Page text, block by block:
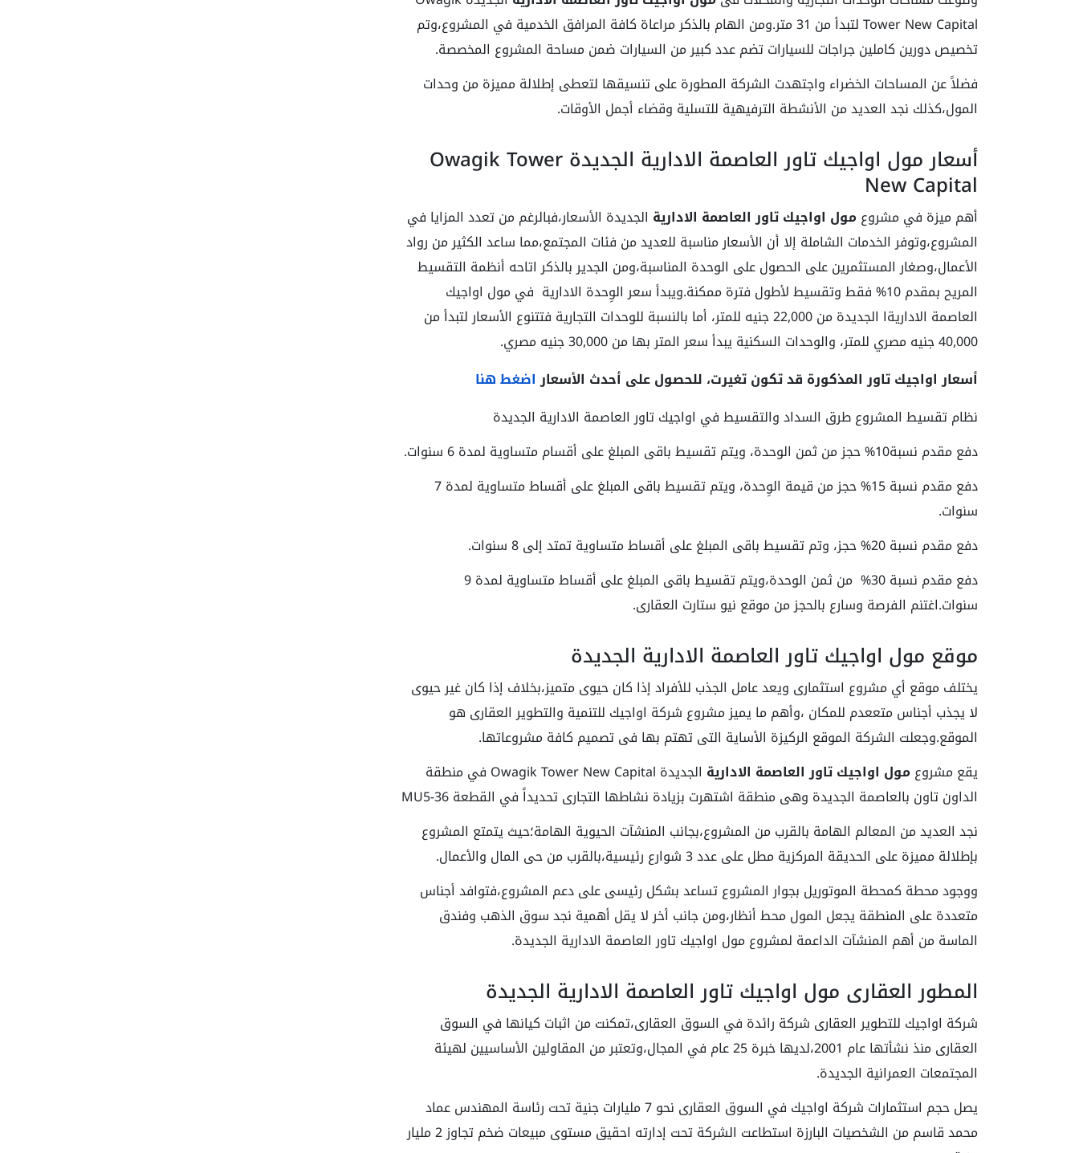
Tower New Capital لتبدأ من 31 متر.ومن الهام بالذكر مراعاة كافة المرافق الخدمية في المشروع،وتم
تخصيص دورين كاملين جراجات للسيارات تضم عدد كبير من السيارات ضمن مساحة المشروع المخصصة.
فضلاً عن المساحات الخضراء واجتهدت الشركة المطورة على تنسيقها لتعطى إطلالة مميزة من وحدات
المول،كذلك نجد العديد من الأنشطة الترفيهية للتسلية وقضاء أجمل الأوقات.
أسعار مول اواجيك تاور العاصمة الادارية الجديدة Owagik Tower
New Capital
أهم ميزة في مشروعمول اواجيك تاور العاصمة الادارية الجديدة الأسعار،فبالرغم من تعدد المزايا في
المشروع،وتوفر الخدمات الشاملة إلا أن الأسعار مناسبة للعديد من فئات المجتمع،مما ساعد الكثير من رواد
الأعمال،وصغار المستثمرين على الحصول على الوحدة المناسبة،ومن الجدير بالذكر اتاحه أنظمة التقسيط
المريح بمقدم 10% فقط وتقسيط لأطول فترة ممكنة.ويبدأ سعر الوِحدة الادارية في مول اواجيك
العاصمة الاداريةا الجديدة من 22,000 جنيه للمتر، أما بالنسبة للوحدات التجارية فتتنوع الأسعار لتبدأ من
40,000 جنيه مصري للمتر، والوحدات السكنية يبدأ سعر المتر بها من 30,000 جنيه مصري.
أسعار اواجيك تاور المذكورة قد تكون تغيرت، للحصول على أحدث الأسعاراضغط هنا
نظام تقسيط المشروع طرق السداد والتقسيط في اواجيك تاور العاصمة الادارية الجديدة
دفع مقدم نسبة10% حجز من ثمن الوحدة، ويتم تقسيط باقى المبلغ على أقسام متساوية لمدة 6 سنوات.
دفع مقدم نسبة 15% حجز من قيمة الوِحدة، ويتم تقسيط باقى المبلغ على أقساط متساوية لمدة 7
سنوات.
دفع مقدم نسبة 20% حجز، وتم تقسيط باقى المبلغ على أقساط متساوية تمتد إلى 8 سنوات.
دفع مقدم نسبة 30% من ثمن الوحدة،ويتم تقسيط باقى المبلغ على أقساط متساوية لمدة 9
سنوات.اغتنم الفرصة وسارع بالحجز من موقع نيو ستارت العقارى.
موقع مول اواجيك تاور العاصمة الادارية الجديدة
يختلف موقع أي مشروع استثمارى ويعد عامل الجذب للأفراد إذا كان حيوى متميز،بخلاف إذا كان غير حيوى
لا يجذب أجناس متععدم للمكان ،وأهم ما يميز مشروع شركة اواجيك للتنمية والتطوير العقارى هو
الموقع.وجعلت الشركة الموقع الركيزة الأساية التى تهتم بها فى تصميم كافة مشروعاتها.
يقع مشروعمول اواجيك تاور العاصمة الادارية
الجديدة Owagik Tower New Capital في منطقة
الداون تاون بالعاصمة الجديدة وهى منطقة اشتهرت بزيادة نشاطها التجارى تحديداً في القطعة MU5-36
نجد العديد من المعالم الهامة بالقرب من المشروع،بجانب المنشآت الحيوية الهامة؛حيث يتمتع المشروع
بإطلالة مميزة على الحديقة المركزية مطل على عدد 3 شوارع رئيسية،بالقرب من حى المال والأعمال.
ووجود محطة كمحطة الموتوريل بجوار المشروع تساعد بشكل رئيسى على دعم المشروع،فتوافد أجناس
متعددة على المنطقة يجعل المول محط أنظار،ومن جانب أخر لا يقل أهمية نجد سوق الذهب وفندق
الماسة من أهم المنشآت الداعمة لمشروع مول اواجيك تاور العاصمة الادارية الجديدة.
المطور العقارى مول اواجيك تاور العاصمة الادارية الجديدة
شركة اواجيك للتطوير العقارى شركة رائدة في السوق العقارى،تمكنت من اثبات كيانها في السوق
العقارى منذ نشأتها عام 2001،لديها خبرة 25 عام في المجال،وتعتبر من المقاولين الأساسيين لهيئة
المجتمعات العمرانية الجديدة.
يصل حجم استثمارات شركة اواجيك في السوق العقارى نحو 7 مليارات جنية تحت رئاسة المهندس عماد
محمد قاسم من الشخصيات البارزة استطاعت الشركة تحت إدارته احقيق مستوى مبيعات ضخم تجاوز 2 مليار